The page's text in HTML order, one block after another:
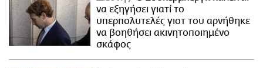
να εξηγήσει γιατί το
υπερπολυτελές γιοτ του αρνήθηκε
να βοηθήσει ακινητοποιημένο
σκάφος